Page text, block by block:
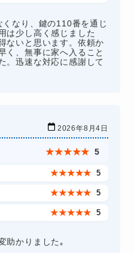
なり、鍵の110番を通じ
は少し高く感じました
ないと思います。依頼か
く、無事に家へ入ること
。迅速な対応に感謝して
2026年8月4日
★★★★★ 5
★★★★★ 5
★★★★★ 5
★★★★★ 5
助かりました｡